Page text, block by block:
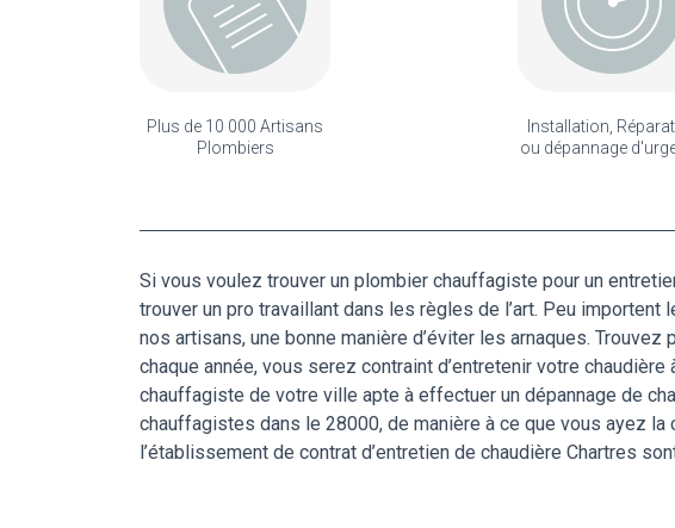
Plus de 10 000 Artisans
Plombiers
Installation,
ou dépannage
Si vous voulez trouver un plombier chauffagiste pour un
trouver un pro travaillant dans les règles de l’art. Peu
nos artisans, une bonne manière d’éviter les arnaques.
chaque année, vous serez contraint d’entretenir votre
chauffagiste de votre ville apte à effectuer un dépannage de
chauffagistes dans le 28000, de manière à ce que vous ayez
l’établissement de contrat d’entretien de chaudière Chartres